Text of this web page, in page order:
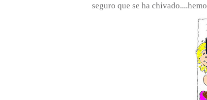
seguro que se ha